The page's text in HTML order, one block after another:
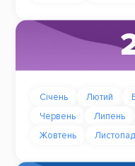
Січень Лютий
Червень
Липень
Жовтень
Листопад